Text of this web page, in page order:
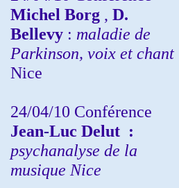
Michel Borg , D.
Bellevy : maladie de
Parkinson, voix et chant
Nice
24/04/10 Conférence
Jean-Luc Delut :
psychanalyse de la
musique Nice